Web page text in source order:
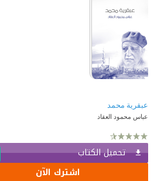
عبقرية محمد
عباس محمود العقاد
تحميل الكتاب
اشترك الآن